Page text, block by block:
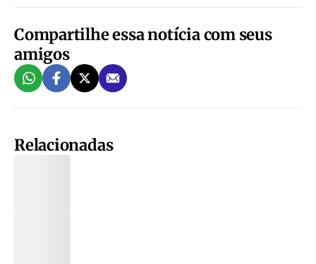
Compartilhe essa notícia com seus
amigos
Relacionadas